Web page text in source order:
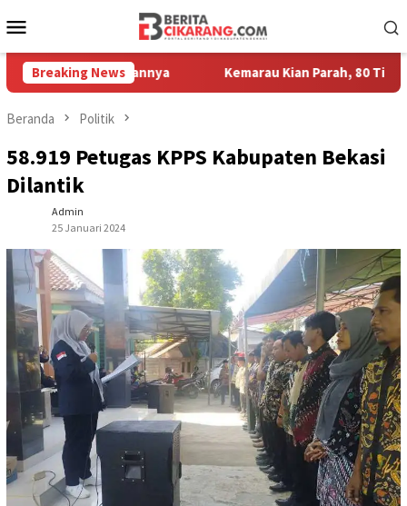
ke
Mobile
Breaking News Kemarau Kian Parah, 80 Titik di
Beranda Politik
58.919 Petugas KPPS Kabupaten Bekasi
Dilantik
Admin
25 Januari 2024